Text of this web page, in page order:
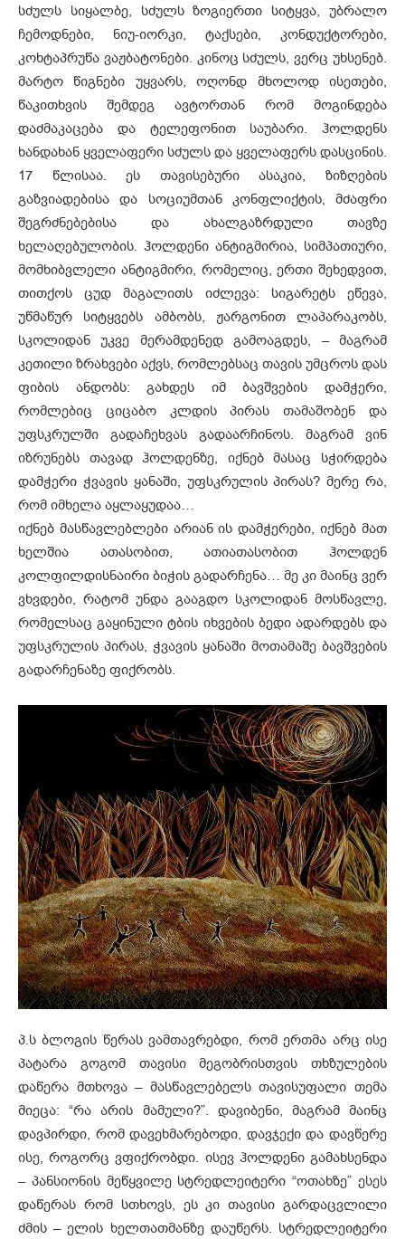
სძულს სიყალბე, სძულს ზოგიერთი სიტყვა, უბრალო
ჩემოდნები, ნიუ-იორკი, ტაქსები, კონდუქტორები,
კოხტაპრუწა ვაჟბატონები. კინოც სძულს, ვერც უხსენებ.
მარტო წიგნები უყვარს, ოღონდ მხოლოდ ისეთები,
წაკითხვის შემდეგ ავტორთან რომ მოგინდება
დაძმაკაცება და ტელეფონით საუბარი. ჰოლდენს
ხანდახან ყველაფერი სძულს და ყველაფერს დასცინის.
17 წლისაა. ეს თავისებური ასაკია, ზიზღების
გაზვიადებისა და სოციუმთან კონფლიქტის, მძაფრი
შეგრძნებებისა და ახალგაზრდული თავზე
ხელაღებულობის. ჰოლდენი ანტიგმირია, სიმპათიური,
მომხიბვლელი ანტიგმირი, რომელიც, ერთი შეხედვით,
თითქოს ცუდ მაგალითს იძლევა: სიგარეტს ეწევა,
უწმაწურ სიტყვებს ამბობს, ჟარგონით ლაპარაკობს,
სკოლიდან უკვე მერამდენედ გამოაგდეს, – მაგრამ
კეთილი ზრახვები აქვს, რომლებსაც თავის უმცროს დას
ფიბის ანდობს: გახდეს იმ ბავშვების დამჭერი,
რომლებიც ციცაბო კლდის პირას თამაშობენ და
უფსკრულში გადაჩეხვას გადაარჩინოს. მაგრამ ვინ
იზრუნებს თავად ჰოლდენზე, იქნებ მასაც სჭირდება
დამჭერი ჭვავის ყანაში, უფსკრულის პირას? მერე რა,
რომ იმხელა აყლაყუდაა…
იქნებ მასწავლებლები არიან ის დამჭერები, იქნებ მათ
ხელშია ათასობით, ათიათასობით ჰოლდენ
კოლფილდისნაირი ბიჭის გადარჩენა… მე კი მაინც ვერ
ვხვდები, რატომ უნდა გააგდო სკოლიდან მოსწავლე,
რომელსაც გაყინული ტბის იხვების ბედი ადარდებს და
უფსკრულის პირას, ჭვავის ყანაში მოთამაშე ბავშვების
გადარჩენაზე ფიქრობს.
პ.ს ბლოგის წერას ვამთავრებდი, რომ ერთმა არც ისე
პატარა გოგომ თავისი მეგობრისთვის თხზულების
დაწერა მთხოვა – მასწავლებელს თავისუფალი თემა
მიეცა: “რა არის მამული?”. დავიბენი, მაგრამ მაინც
დავპირდი, რომ დავეხმარებოდი, დავჯექი და დავწერე
ისე, როგორც ვფიქრობდი. ისევ ჰოლდენი გამახსენდა
– პანსიონის მეწყვილე სტრედლეიტერი “ოთახზე” ესეს
დაწერას რომ სთხოვს, ეს კი თავისი გარდაცვლილი
ძმის – ელის ხელთათმანზე დაუწერს. სტრედლეიტერი